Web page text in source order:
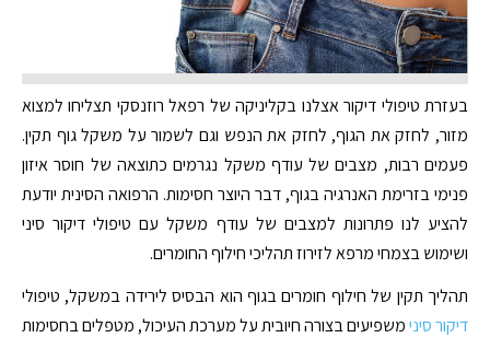
בעזרת טיפולי דיקור אצלנו בקליניקה של רפאל רוזנסקי תצליחו למצוא
מזור, לחזק את הגוף, לחזק את הנפש וגם לשמור על משקל גוף תקין.
פעמים רבות, מצבים של עודף משקל נגרמים כתוצאה של חוסר איזון
פנימי בזרימת האנרגיה בגוף, דבר היוצר חסימות. הרפואה הסינית יודעת
להציע לנו פתרונות למצבים של עודף משקל עם טיפולי דיקור סיני
ושימוש בצמחי מרפא לזירוז תהליכי חילוף החומרים.
תהליך תקין של חילוף חומרים בגוף הוא הבסיס לירידה במשקל, טיפולי
דיקור סינימשפיעים בצורה חיובית על מערכת העיכול, מטפלים בחסימות